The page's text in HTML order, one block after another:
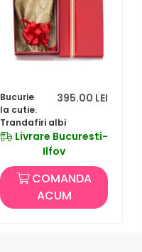
395.00 LEI
Bucurie
la cutie.
Trandafiri albi
Livrare Bucuresti-
Ilfov
COMANDA
ACUM